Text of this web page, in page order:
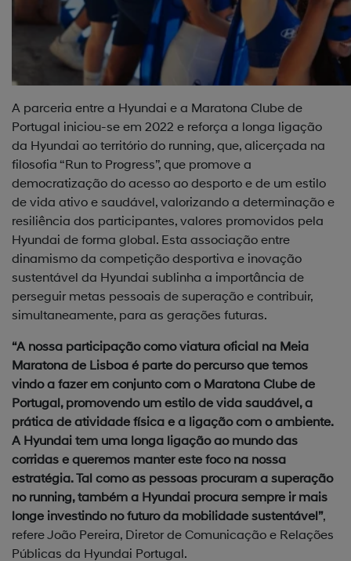
A parceria entre a Hyundai e a Maratona Clube de
Portugal iniciou-se em 2022 e reforça a longa ligação
da Hyundai ao território do running, que, alicerçada na
filosofia “Run to Progress”, que promove a
democratização do acesso ao desporto e de um estilo
de vida ativo e saudável, valorizando a determinação e
resiliência dos participantes, valores promovidos pela
Hyundai de forma global. Esta associação entre
dinamismo da competição desportiva e inovação
sustentável da Hyundai sublinha a importância de
perseguir metas pessoais de superação e contribuir,
simultaneamente, para as gerações futuras.
“A nossa participação como viatura oficial na Meia
Maratona de Lisboa é parte do percurso que temos
vindo a fazer em conjunto com o Maratona Clube de
Portugal, promovendo um estilo de vida saudável, a
prática de atividade física e a ligação com o ambiente.
A Hyundai tem uma longa ligação ao mundo das
corridas e queremos manter este foco na nossa
estratégia. Tal como as pessoas procuram a superação
no running, também a Hyundai procura sempre ir mais
longe investindo no futuro da mobilidade sustentável”,
refere João Pereira, Diretor de Comunicação e Relações
Públicas da Hyundai Portugal.